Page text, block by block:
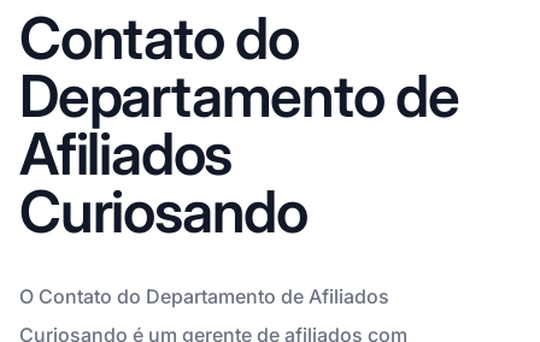
Contato do
Departamento de
Afiliados
Curiosando
O Contato do Departamento de Afiliados
Curiosando é um gerente de afiliados com